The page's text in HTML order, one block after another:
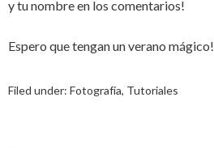
y tu nombre en los comentarios!
Espero que tengan un verano mágico!
Filed under: Fotografía, Tutoriales